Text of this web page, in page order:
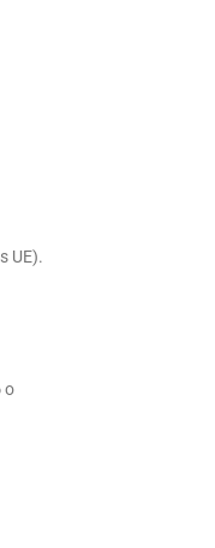
UE).
o